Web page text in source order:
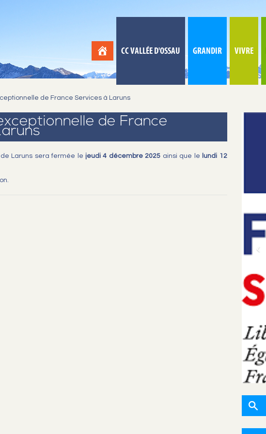
CC VALLÉE D'OSSAU GRANDIR VIVRE
de France Services à Laruns
de France
Laruns sera fermée le jeudi 4 décembre 2025 ainsi que le lundi 12